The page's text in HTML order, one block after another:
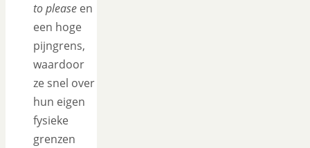
to please en
een hoge
pijngrens,
waardoor
ze snel over
hun eigen
fysieke
grenzen